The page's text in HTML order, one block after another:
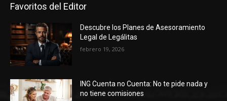
Favoritos del Editor
Descubre los Planes de Asesoramiento
Legal de Legálitas
febrero 19, 2026
ING Cuenta no Cuenta: No te pide nada y
no tiene comisiones